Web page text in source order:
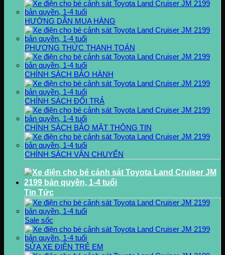
HƯỚNG DẪN MUA HÀNG
PHƯƠNG THỨC THANH TOÁN
CHÍNH SÁCH BẢO HÀNH
CHÍNH SÁCH ĐỔI TRẢ
CHÍNH SÁCH BẢO MẬT THÔNG TIN
CHÍNH SÁCH VẬN CHUYỂN
Tin Tức
Sale sốc
SỬA XE ĐIỆN TRẺ EM